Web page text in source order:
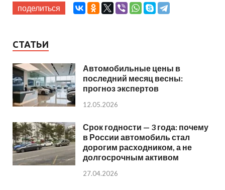
поделиться
СТАТЬИ
Автомобильные цены в
последний месяц весны:
прогноз экспертов
12.05.2026
Срок годности — 3 года: почему
в России автомобиль стал
дорогим расходником, а не
долгосрочным активом
27.04.2026